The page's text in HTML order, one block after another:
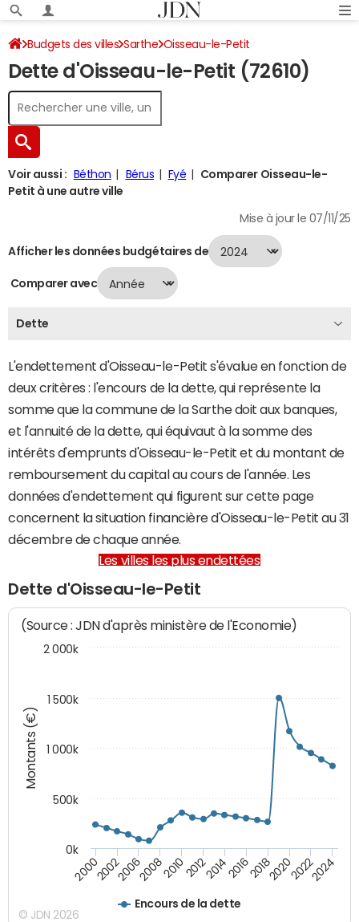
Budgets des villes Sarthe Oisseau-le-Petit
Dette au 31/12/2024
Dette d'Oisseau-le-Petit (72610)
Voir aussi : Béthon Bérus Fyé
Comparer Oisseau-le-
Petit à une autre ville
Mise à jour le 07/11/25
Afficher les données budgétaires de
Comparer avec
Dette
L'endettement d'Oisseau-le-Petit s'évalue en fonction de
deux critères : l'encours de la dette, qui représente la
somme que la commune de la Sarthe doit aux banques,
et l'annuité de la dette, qui équivaut à la somme des
intérêts d'emprunts d'Oisseau-le-Petit et du montant de
remboursement du capital au cours de l'année. Les
données d'endettement qui figurent sur cette page
concernent la situation financière d'Oisseau-le-Petit au 31
décembre de chaque année.
Les villes les plus endettées
Dette d'Oisseau-le-Petit
Montants (€)
(Source : JDN d'après ministère de l'Economie)
Encours de la dette
200020022006200820102012201420162018202020222024
0k
500k
1 000k
1 500k
2 000k
© JDN 2026